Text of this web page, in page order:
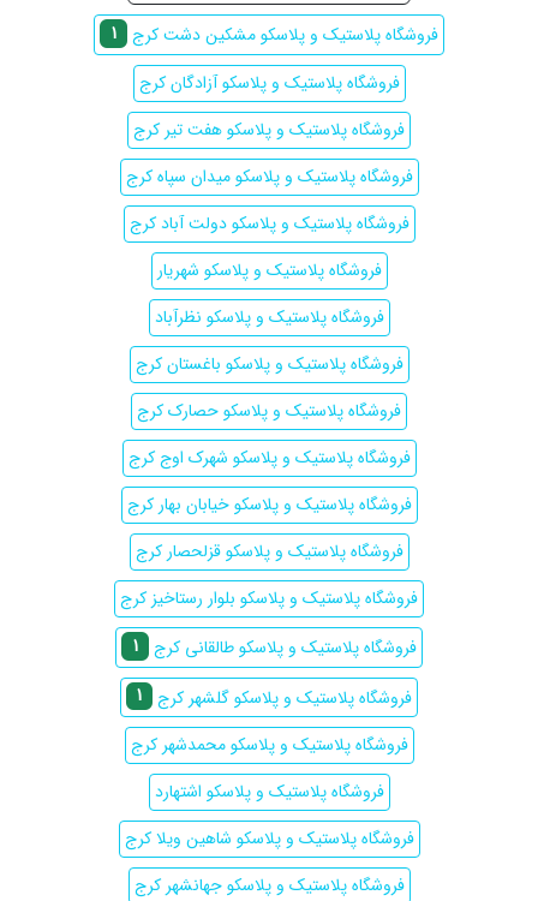
فروشگاه پلاستیک و پلاسکو مشکین دشت کرج
1
فروشگاه پلاستیک و پلاسکو آزادگان کرج
فروشگاه پلاستیک و پلاسکو هفت تیر کرج
فروشگاه پلاستیک و پلاسکو میدان سپاه کرج
فروشگاه پلاستیک و پلاسکو دولت آباد کرج
فروشگاه پلاستیک و پلاسکو شهریار
فروشگاه پلاستیک و پلاسکو نظرآباد
فروشگاه پلاستیک و پلاسکو باغستان کرج
فروشگاه پلاستیک و پلاسکو حصارک کرج
فروشگاه پلاستیک و پلاسکو شهرک اوج کرج
فروشگاه پلاستیک و پلاسکو خیابان بهار کرج
فروشگاه پلاستیک و پلاسکو قزلحصار کرج
فروشگاه پلاستیک و پلاسکو بلوار رستاخیز کرج
فروشگاه پلاستیک و پلاسکو طالقانی کرج 1
فروشگاه پلاستیک و پلاسکو گلشهر کرج 1
فروشگاه پلاستیک و پلاسکو محمدشهر کرج
فروشگاه پلاستیک و پلاسکو اشتهارد
فروشگاه پلاستیک و پلاسکو شاهین ویلا کرج
فروشگاه پلاستیک و پلاسکو جهانشهر کرج